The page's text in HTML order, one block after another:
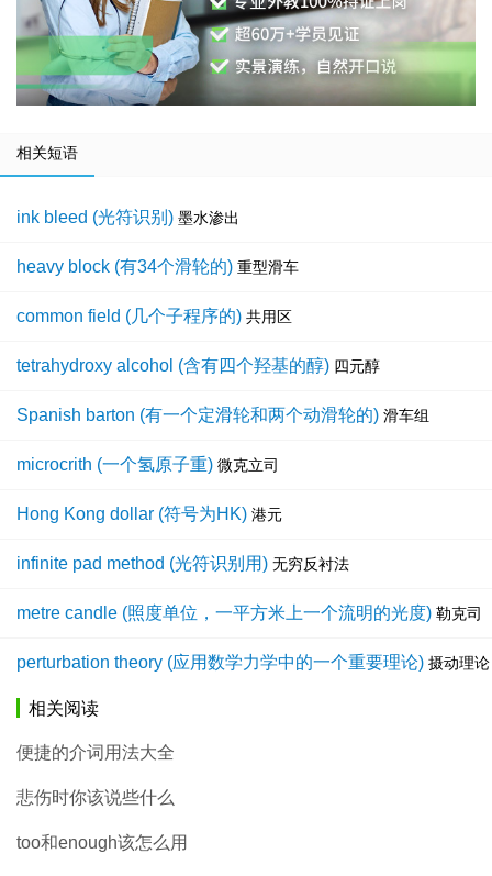
相关短语
ink bleed (光符识别) 墨水渗出
heavy block (有34个滑轮的) 重型滑车
common field (几个子程序的) 共用区
tetrahydroxy alcohol (含有四个羟基的醇) 四元醇
Spanish barton (有一个定滑轮和两个动滑轮的) 滑车组
microcrith (一个氢原子重) 微克立司
Hong Kong dollar (符号为HK) 港元
infinite pad method (光符识别用) 无穷反衬法
metre candle (照度单位，一平方米上一个流明的光度) 勒克司
perturbation theory (应用数学力学中的一个重要理论) 摄动理论
相关阅读
便捷的介词用法大全
悲伤时你该说些什么
too和enough该怎么用